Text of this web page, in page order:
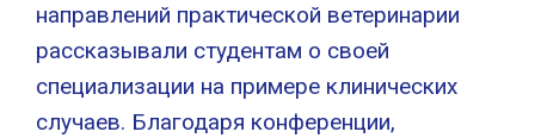
направлений практической ветеринарии
рассказывали студентам о своей
специализации на примере клинических
случаев. Благодаря конференции,